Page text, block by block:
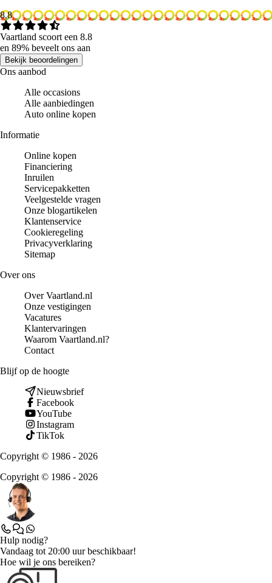
8.8
Vaartland scoort een 8.8
en 89% beveelt ons aan
Bekijk beoordelingen
Ons aanbod
Alle occasions
Alle aanbiedingen
Auto online kopen
Informatie
Online kopen
Financiering
Inruilen
Servicepakketten
Veelgestelde vragen
Onze blogartikelen
Klantenservice
Cookieregeling
Privacyverklaring
Sitemap
Over ons
Over Vaartland.nl
Onze vestigingen
Vacatures
Klantervaringen
Waarom Vaartland.nl?
Contact
Blijf op de hoogte
Nieuwsbrief
Facebook
YouTube
Instagram
TikTok
Copyright © 1986 - 2026
Copyright © 1986 - 2026
Hulp nodig?
Vandaag tot 20:00 uur beschikbaar!
Hoe wil je ons bereiken?